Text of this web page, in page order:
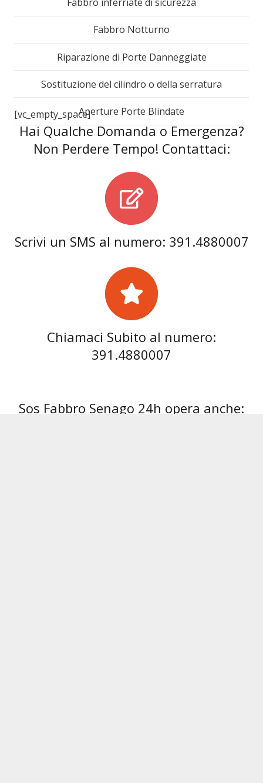
Fabbro Notturno
Riparazione di Porte Danneggiate
Sostituzione del cilindro o della serratura
Aperture Porte Blindate
[vc_empty_space]
Hai Qualche Domanda o Emergenza?
Non Perdere Tempo! Contattaci:
Scrivi un SMS al numero: 391.4880007
Chiamaci Subito al numero:
391.4880007
Sos Fabbro Senago 24h opera anche: